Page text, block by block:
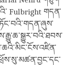
Fulbright གདན་